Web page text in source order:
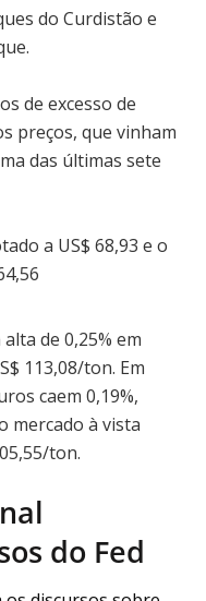
do Curdistão e
de excesso de
preços, que vinham
das últimas sete
a US$ 68,93 e o
de 0,25% em
113,08/ton. Em
caem 0,19%,
mercado à vista
ton.
do Fed